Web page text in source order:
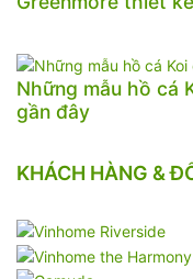
Những mẫu hồ cá
gần đây
KHÁCH HÀNG &